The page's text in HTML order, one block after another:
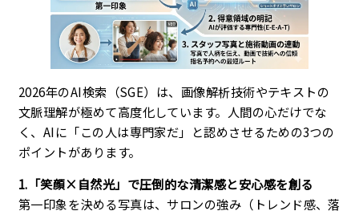
2026年のAI検索（SGE）は、画像解析技術やテキストの
文脈理解が極めて高度化しています。人間の心だけでな
く、AIに「この人は専門家だ」と認めさせるための3つの
ポイントがあります。
1.「笑顔×自然光」で圧倒的な清潔感と安心感を創る
第一印象を決める写真は、サロンの強み（トレンド感、落